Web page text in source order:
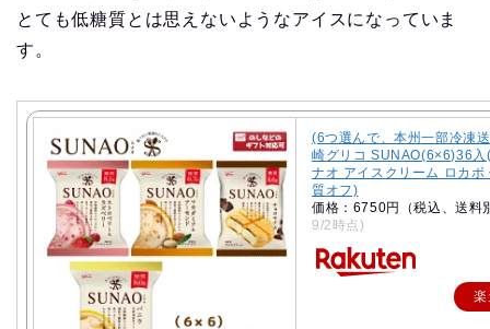
とても低糖質とは思えないようなアイスになっていま
す。
(6つ選んで、本州一部冷凍
崎グリコ SUNAO(6×6)36入
ナオ アイスクリーム ロカボ
質オフ)
価格：6750円（税込、送料
9/2時点)